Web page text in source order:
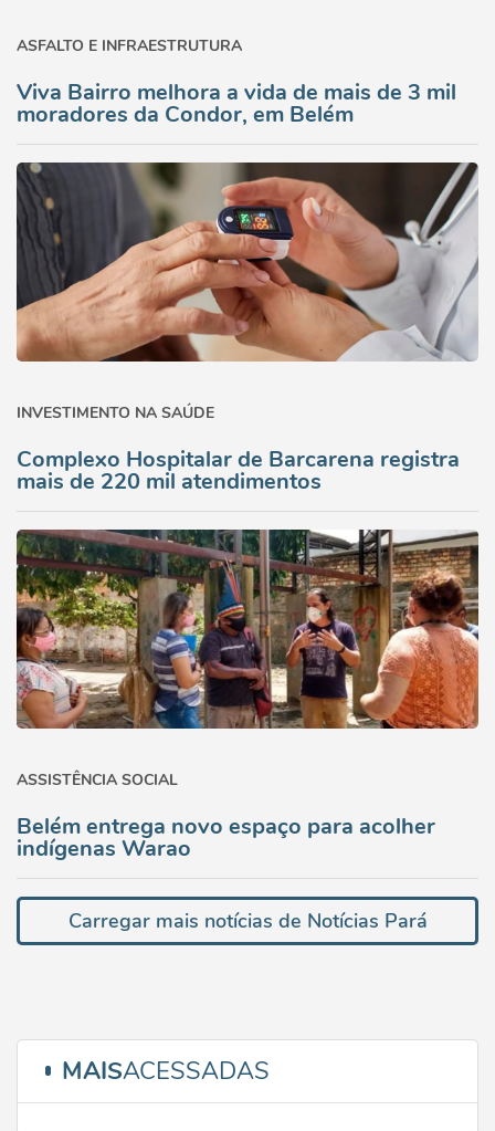
ASFALTO E INFRAESTRUTURA
Viva Bairro melhora a vida de mais de 3 mil
moradores da Condor, em Belém
INVESTIMENTO NA SAÚDE
Complexo Hospitalar de Barcarena registra
mais de 220 mil atendimentos
ASSISTÊNCIA SOCIAL
Belém entrega novo espaço para acolher
indígenas Warao
Carregar mais notícias de Notícias Pará
MAISACESSADAS